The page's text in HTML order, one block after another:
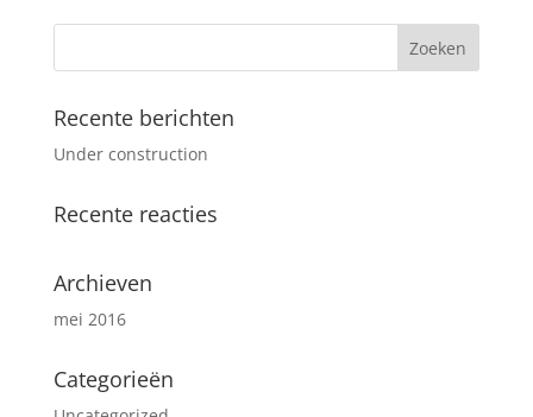
Recente berichten
Under construction
Recente reacties
Archieven
mei 2016
Categorieën